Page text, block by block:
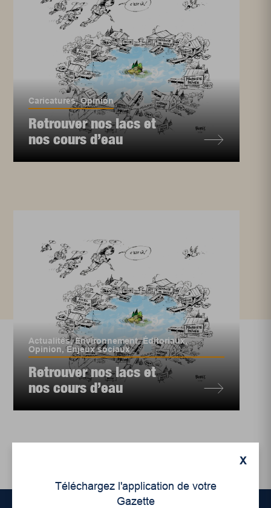
Caricatures,Opinion
Retrouver nos lacs et
nos cours d’eau
Actualités,Environnement,Éditoriaux,
Opinion,Enjeux sociaux
Retrouver nos lacs et
nos cours d’eau
X
Téléchargez l'application de votre
Gazette